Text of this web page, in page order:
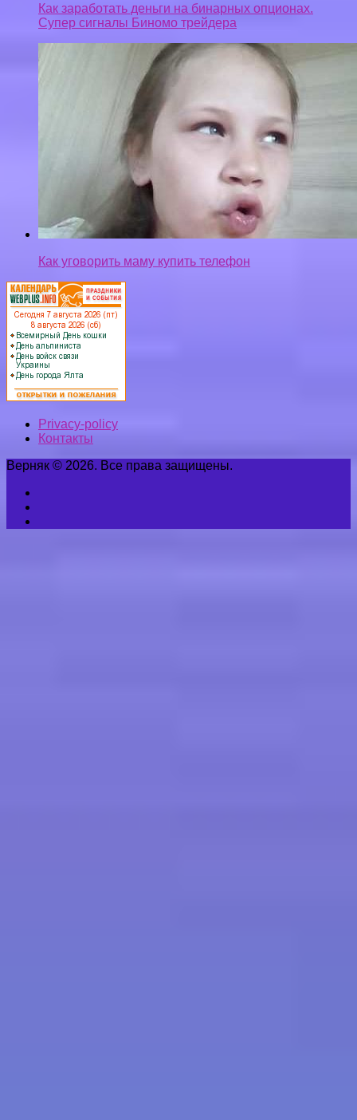
Как заработать деньги на бинарных опционах.
Супер сигналы Биномо трейдера
Как уговорить маму купить телефон
Privacy-policy
Контакты
Верняк © 2026. Все права защищены.